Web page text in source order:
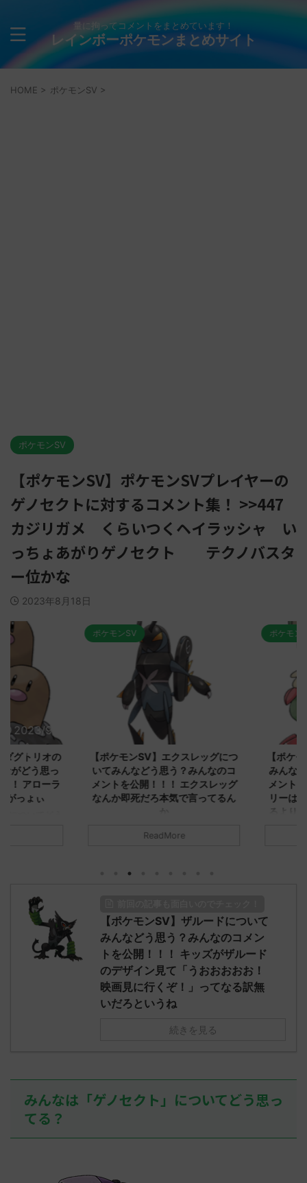
量に拘ってコメントをまとめています！
レインボーポケモンまとめサイト
HOME > ポケモンSV >
ポケモンSV
【ポケモンSV】ポケモンSVプレイヤーの
ゲノセクトに対するコメント集！ >>447
カジリガメ くらいつくヘイラッシャ い
っちょあがりゲノセクト テクノバスタ
ー位かな
2023年8月18日
2023/9/8
トリオの
どう思っ
アローラ
っょぃ
リージョ
ただダグト
れたウミト
めた！ (ﾜｯﾁ
ポケモンSV
【ポケモンSV】エクスレッグにつ
いてみんなどう思う？みんなのコ
メントを公開！！！ エクスレッグ
なんか即死だろ本気で言ってるん
う思ってる？ 初めの記事 元のス
01:07:00.69ID:oUI00NrJ0 エクスレ
ッグヘルムかっこいいから助かる 名
無しさん0971 0971 名無しさん、君に
決めた！ (ﾜｯﾁｮｲW b524-NwUu)
2023/06/28(水 ...
ReadMore
ポケモンSV
【ポケモ
みんなど
メントを
リーはバ
るよりビ
2023/06/
たラウドボ
しさん
決めた！ (ﾜ
【ポケモンSV】ザルードについて
みんなどう思う？みんなのコメン
トを公開！！！ キッズがザルード
のデザイン見て「うおおおおお！
映画見に行くぞ！」ってなる訳無
いだろというね
続きを見る
みんなは「ゲノセクト」についてどう思っ
てる？